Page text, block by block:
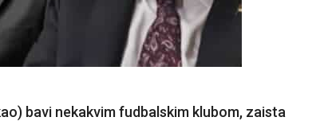
bavi nekakvim fudbalskim klubom, zaista